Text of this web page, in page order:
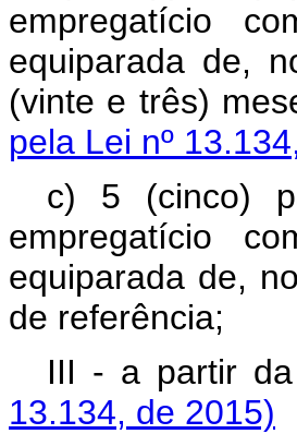
empregatício
equiparada de,
(vinte e três)
pela Lei nº
c) 5 (cinco)
empregatício
equiparada de,
de
III - a partir
13.134, de 2015)